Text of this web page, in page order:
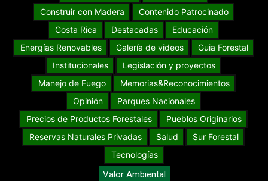
Construir con Madera
Contenido Patrocinado
Costa Rica
Destacadas
Educación
Energías Renovables
Galería de videos
Guia Forestal
Institucionales
Legislación y proyectos
Manejo de Fuego
Memorias&Reconocimientos
Opinión
Parques Nacionales
Precios de Productos Forestales
Pueblos Originarios
Reservas Naturales Privadas
Salud
Sur Forestal
Tecnologías
Valor Ambiental